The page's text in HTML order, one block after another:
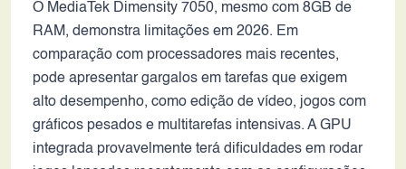
O MediaTek Dimensity 7050, mesmo com 8GB de
RAM, demonstra limitações em 2026. Em
comparação com processadores mais recentes,
pode apresentar gargalos em tarefas que exigem
alto desempenho, como edição de vídeo, jogos com
gráficos pesados e multitarefas intensivas. A GPU
integrada provavelmente terá dificuldades em rodar